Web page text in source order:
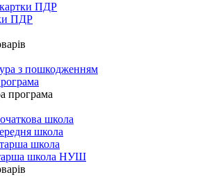
картки ПДР
ПДР
з пошкодженням
програма
школа
школа
школа
школа НУШ